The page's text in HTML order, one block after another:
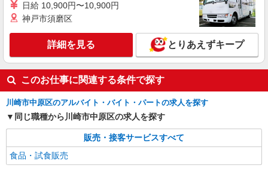
日給 10,900円〜10,900円
神戸市須磨区
詳細を見る とりあえずキープ
このお仕事に関連する条件で探す
川崎市中原区のアルバイト・バイト・パートの求人を探す
同じ職種から川崎市中原区の求人を探す
販売・接客サービスすべて
食品・試食販売